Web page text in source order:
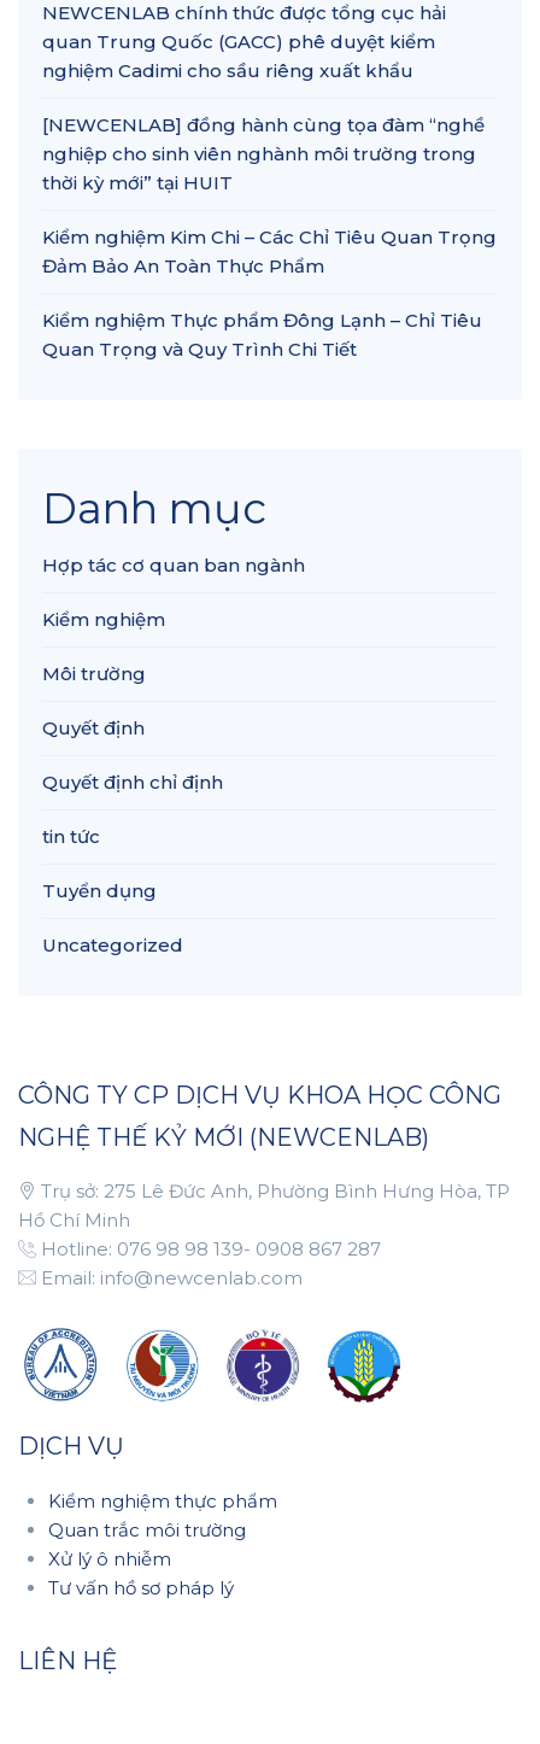
NEWCENLAB chính thức được tổng cục hải
quan Trung Quốc (GACC) phê duyệt kiểm
nghiệm Cadimi cho sầu riêng xuất khẩu
[NEWCENLAB] đồng hành cùng tọa đàm “nghề
nghiệp cho sinh viên nghành môi trường trong
thời kỳ mới” tại HUIT
Kiểm nghiệm Kim Chi – Các Chỉ Tiêu Quan Trọng
Đảm Bảo An Toàn Thực Phẩm
Kiểm nghiệm Thực phẩm Đông Lạnh – Chỉ Tiêu
Quan Trọng và Quy Trình Chi Tiết
Danh mục
Hợp tác cơ quan ban ngành
Kiểm nghiệm
Môi trường
Quyết định
Quyết định chỉ định
tin tức
Tuyển dụng
Uncategorized
CÔNG TY CP DỊCH VỤ KHOA HỌC CÔNG
NGHỆ THẾ KỶ MỚI (NEWCENLAB)
Trụ sở: 275 Lê Đức Anh, Phường Bình Hưng Hòa, TP
Hồ Chí Minh
Hotline: 076 98 98 139- 0908 867 287
Email: info@newcenlab.com
DỊCH VỤ
Kiểm nghiệm thực phẩm
Quan trắc môi trường
Xử lý ô nhiễm
Tư vấn hồ sơ pháp lý
LIÊN HỆ